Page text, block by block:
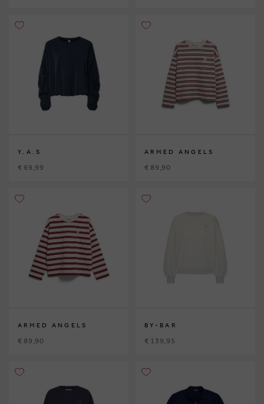
Y.A.S
€ 69,99
ARMED ANGELS
€ 89,90
ARMED ANGELS
€ 89,90
BY-BAR
€ 139,95